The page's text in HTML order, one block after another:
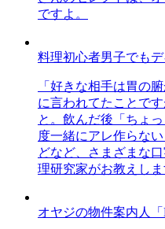
ですよ。
料理初心者男子でも
「好きな相手は胃の
に言われてたことで
と。飲んだ後「ちょ
度一緒にアレ作らな
どなど、さまざまな
理研究家がお教えしま
オヤジの物件案内人「